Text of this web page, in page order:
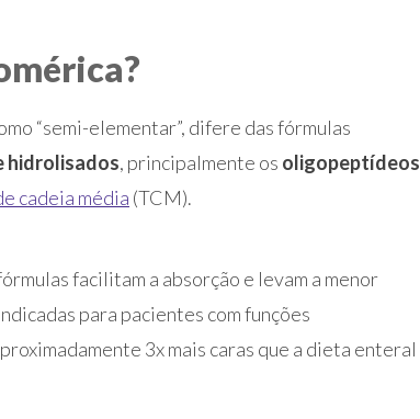
“semi-elementar”, difere das fórmulas
hidrolisados, principalmente os oligopeptídeos
cadeia média (TCM).
facilitam a absorção e levam a menor
para pacientes com funções
3x mais caras que a dieta enteral